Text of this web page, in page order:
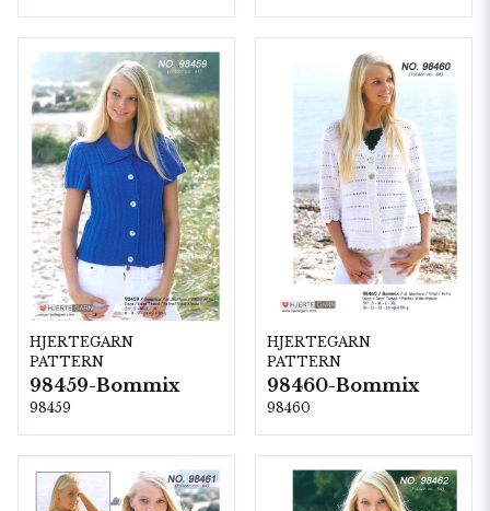
HJERTEGARN
PATTERN
98459-Bommix
98459
HJERTEGARN
PATTERN
98460-Bommix
98460